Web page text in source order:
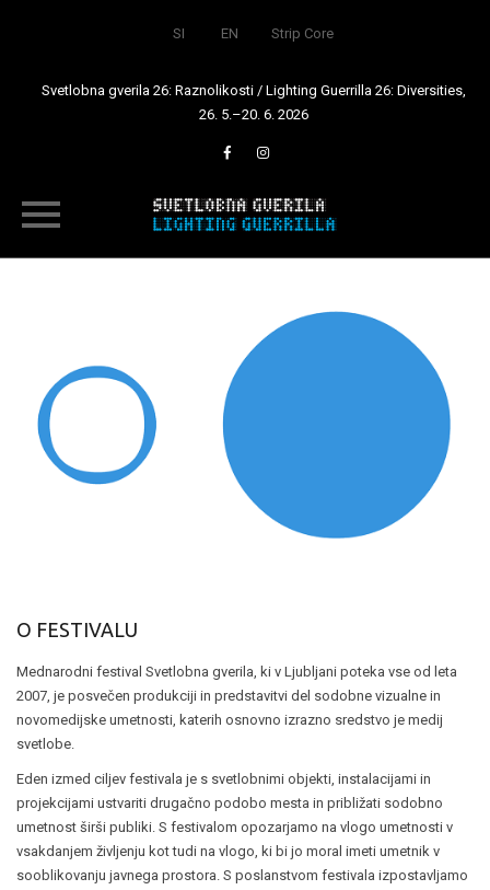
SI EN Strip Core
Svetlobna gverila 26: Raznolikosti / Lighting Guerrilla 26: Diversities,
26. 5.–20. 6. 2026
O FESTIVALU
Mednarodni festival Svetlobna gverila, ki v Ljubljani poteka vse od leta
2007, je posvečen produkciji in predstavitvi del sodobne vizualne in
novomedijske umetnosti, katerih osnovno izrazno sredstvo je medij
svetlobe.
Eden izmed ciljev festivala je s svetlobnimi objekti, instalacijami in
projekcijami ustvariti drugačno podobo mesta in približati sodobno
umetnost širši publiki. S festivalom opozarjamo na vlogo umetnosti v
vsakdanjem življenju kot tudi na vlogo, ki bi jo moral imeti umetnik v
sooblikovanju javnega prostora. S poslanstvom festivala izpostavljamo